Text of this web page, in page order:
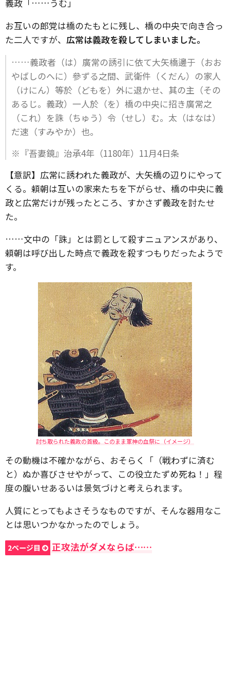
義政「……うむ」
お互いの郎党は橋のたもとに残し、橋の中央で向き合っ
た二人ですが、 広常は義政を殺してしまいました。
……義政者（は）廣常の誘引に依て大矢橋邊于（おお
やばしのへに）參ずる之間、武衛件（くだん）の家人
（けにん）等於（どもを）外に退かせ、其の主（その
あるじ。義政）一人於（を）橋の中央に招き廣常之
（これ）を誅（ちゅう）令（せし）む。太（はなは）
だ速（すみやか）也。
※『吾妻鏡』治承4年（1180年）11月4日条
【意訳】広常に誘われた義政が、大矢橋の辺りにやって
くる。頼朝は互いの家来たちを下がらせ、橋の中央に義
政と広常だけが残ったところ、すかさず義政を討たせ
た。
……文中の「誅」とは罰として殺すニュアンスがあり、
頼朝は呼び出した時点で義政を殺すつもりだったようで
す。
討ち取られた義政の首級。このまま軍神の血祭に（イメージ）
その動機は不確かながら、おそらく「（戦わずに済む
と）ぬか喜びさせやがって、この役立たずめ死ね！」程
度の腹いせあるいは景気づけと考えられます。
人質にとってもよさそうなものですが、そんな器用なこ
とは思いつかなかったのでしょう。
2ページ目 正攻法がダメならば……